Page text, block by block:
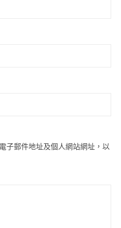
子郵件地址及個人網站網址，以